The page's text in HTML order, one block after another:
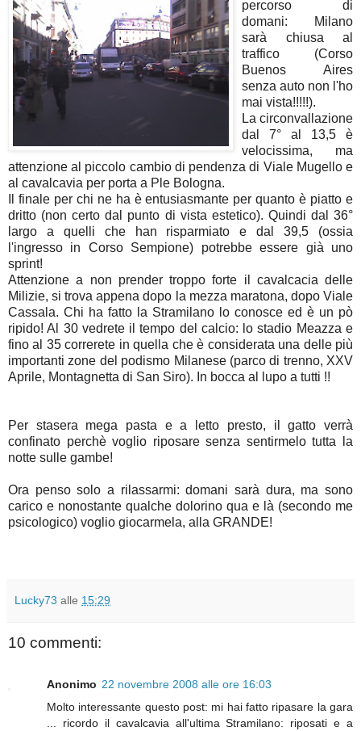
percorso di
domani: Milano
sarà chiusa al
traffico (Corso
Buenos Aires
senza auto non l'ho
mai vista!!!!!).
La circonvallazione
dal 7° al 13,5 è
velocissima, ma
attenzione al piccolo cambio di pendenza di Viale Mugello e
al cavalcavia per porta a Ple Bologna.
Il finale per chi ne ha è entusiasmante per quanto è piatto e
dritto (non certo dal punto di vista estetico). Quindi dal 36°
largo a quelli che han risparmiato e dal 39,5 (ossia
l'ingresso in Corso Sempione) potrebbe essere già uno
sprint!
Attenzione a non prender troppo forte il cavalcacia delle
Milizie, si trova appena dopo la mezza maratona, dopo Viale
Cassala. Chi ha fatto la Stramilano lo conosce ed è un pò
ripido! Al 30 vedrete il tempo del calcio: lo stadio Meazza e
fino al 35 correrete in quella che è considerata una delle più
importanti zone del podismo Milanese (parco di trenno, XXV
Aprile, Montagnetta di San Siro). In bocca al lupo a tutti !!
Per stasera mega pasta e a letto presto, il gatto verrà
confinato perchè voglio riposare senza sentirmelo tutta la
notte sulle gambe!
Ora penso solo a rilassarmi: domani sarà dura, ma sono
carico e nonostante qualche dolorino qua e là (secondo me
psicologico) voglio giocarmela, alla GRANDE!
Lucky73 alle 15:29
10 commenti:
Anonimo 22 novembre 2008 alle ore 16:03
Molto interessante questo post: mi hai fatto ripasare la gara
... ricordo il cavalcavia all'ultima Stramilano: riposati e a